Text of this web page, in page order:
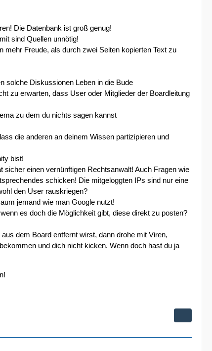
Die Datenbank ist groß genug!
sind Quellen unnötig!
Freude, als durch zwei Seiten kopierten Text zu
solche Diskussionen Leben in die Bude
zu erwarten, dass User oder Mitglieder der Boardleitung
zu dem du nichts sagen kannst
die anderen an deinem Wissen partizipieren und
bist!
einen vernünftigen Rechtsanwalt! Auch Fragen wie
schicken! Die mitgeloggten IPs sind nur eine
den User rauskriegen?
jemand wie man Google nutzt!
es doch die Möglichkeit gibt, diese direkt zu posten?
dem Board entfernt wirst, dann drohe mit Viren,
und dich nicht kicken. Wenn doch hast du ja